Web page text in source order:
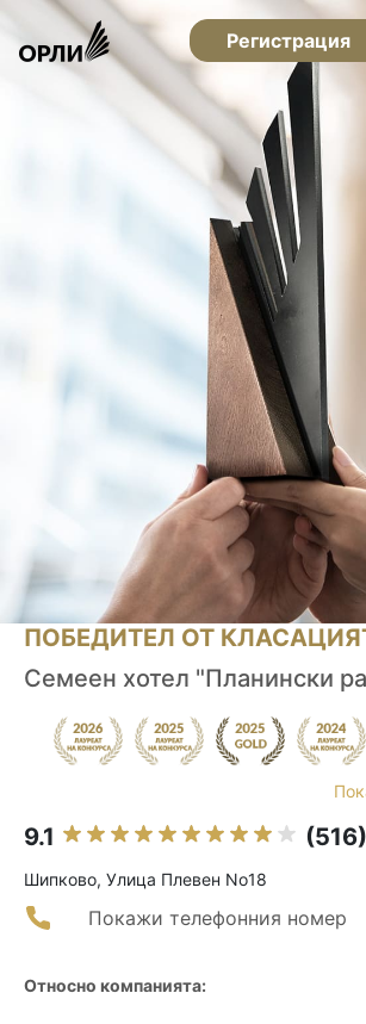
Регистрация
ПОБЕДИТЕЛ ОТ
Семеен хотел "Планински
9.1 (516)
Шипково, Улица Плевен No18
Покажи телефонния номер
Относно компанията: